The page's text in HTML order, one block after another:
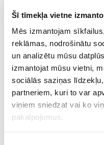
Šī tīmekļa vietne
Mēs izmantojam
reklāmas, nodrošinātu
un analizētu mūsu
izmantojat mūsu vietni,
sociālās saziņas
partneriem, kuri to var
viņiem sniedzat vai ko
pakalpojumus.
CITAS ZIŅAS NO ŠĪS